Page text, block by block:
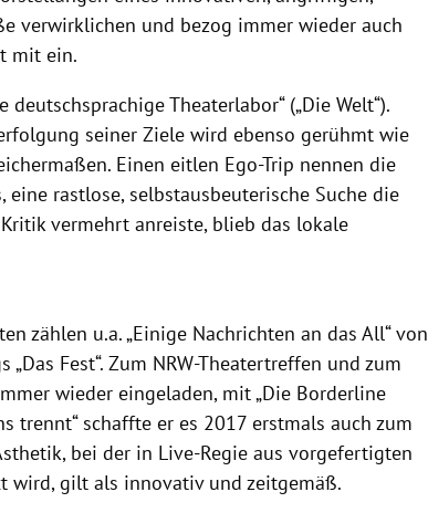
verwirklichen und bezog immer wieder auch
mit ein.
Theaterlabor“ („Die Welt“).
seiner Ziele wird ebenso gerühmt wie
Einen eitlen Ego-Trip nennen die
rastlose, selbstausbeuterische Suche die
vermehrt anreiste, blieb das lokale
zählen u.a. „Einige Nachrichten an das All“ von
„Das Fest“. Zum NRW-Theatertreffen und zum
wieder eingeladen, mit „Die Borderline
trennt“ schaffte er es 2017 erstmals auch zum
bei der in Live-Regie aus vorgefertigten
wird, gilt als innovativ und zeitgemäß.